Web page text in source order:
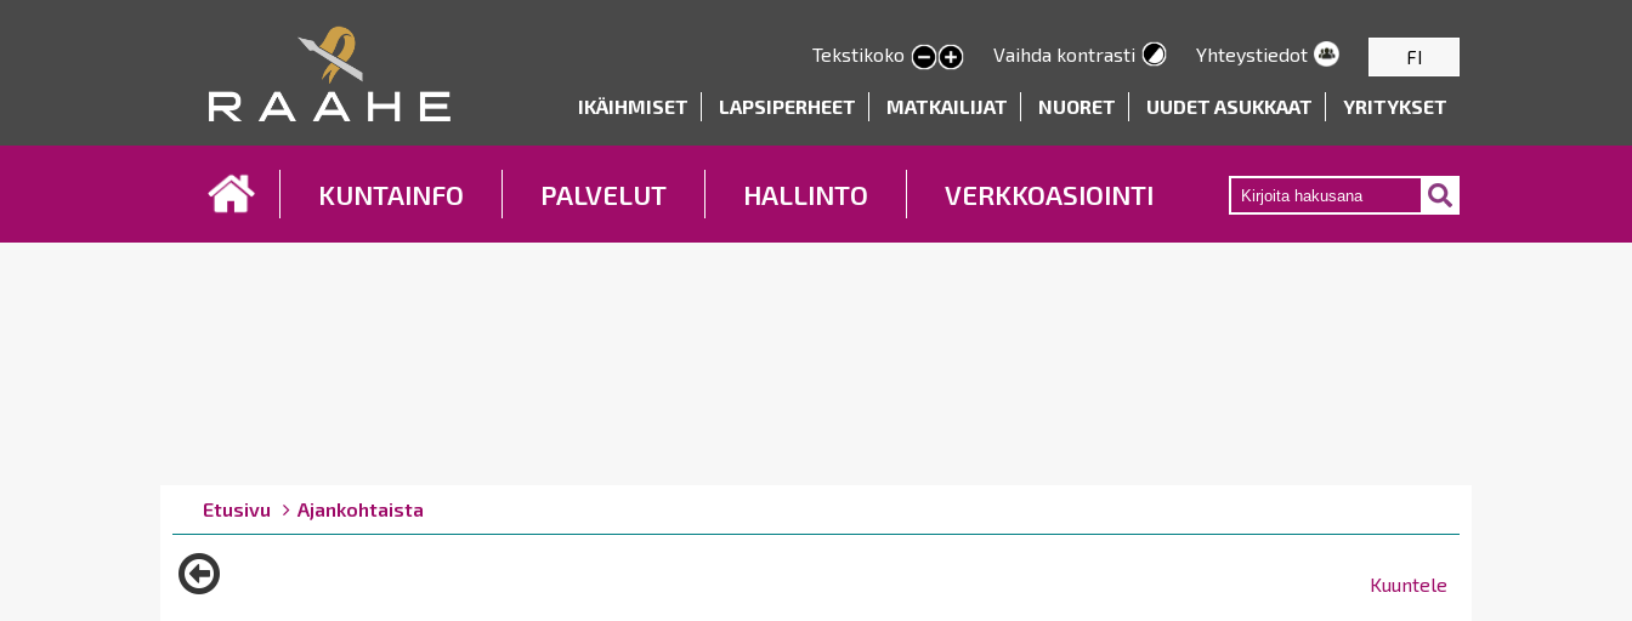
pääsisältöön
Tekstikoko
Pienennä tekstin kokoa
Suurenna tekstin kokoa Vaihda kontrasti Yhteystiedot FI
Kohderyhmät
IKÄIHMISET LAPSIPERHEET MATKAILIJAT NUORET UUDET ASUKKAAT YRITYKSET
KUNTAINFO PALVELUT HALLINTO VERKKOASIOINTI
Breadcrumbs
You
are
here:
Etusivu Ajankohtaista
Kuuntele